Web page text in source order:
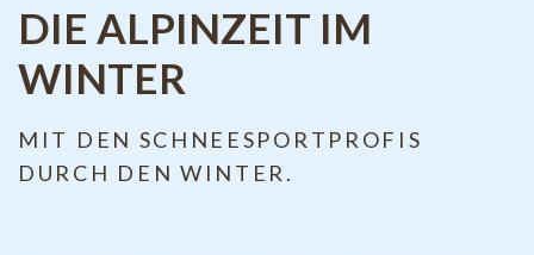
DIE ALPINZEIT IM
WINTER
MIT DEN SCHNEESPORTPROFIS
DURCH DEN WINTER.